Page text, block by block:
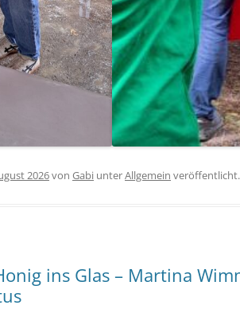
2026von Gabi unterAllgemein veröffentlicht.
ins Glas – Martina